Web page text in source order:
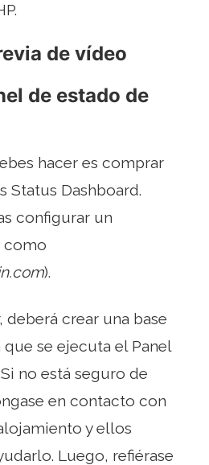
de vídeo
de estado de
hacer es comprar
Status Dashboard.
configurar un
como
).
deberá crear una base
se ejecuta el Panel
no está seguro de
en contacto con
y ellos
Luego, refiérase